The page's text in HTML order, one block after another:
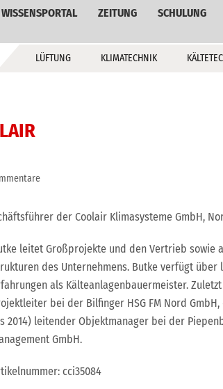
WISSENSPORTAL ZEITUNG SCHULUNG
LÜFTUNG KLIMATECHNIK
der Coolair Klimasysteme GmbH,
leitet Großprojekte und den Vertrieb sowie
des Unternehmens. Butke verfügt über
als Kälteanlagenbauermeister.
bei der Bilfinger HSG FM Nord GmbH,
2014) leitender Objektmanager bei der
GmbH.
cci35084